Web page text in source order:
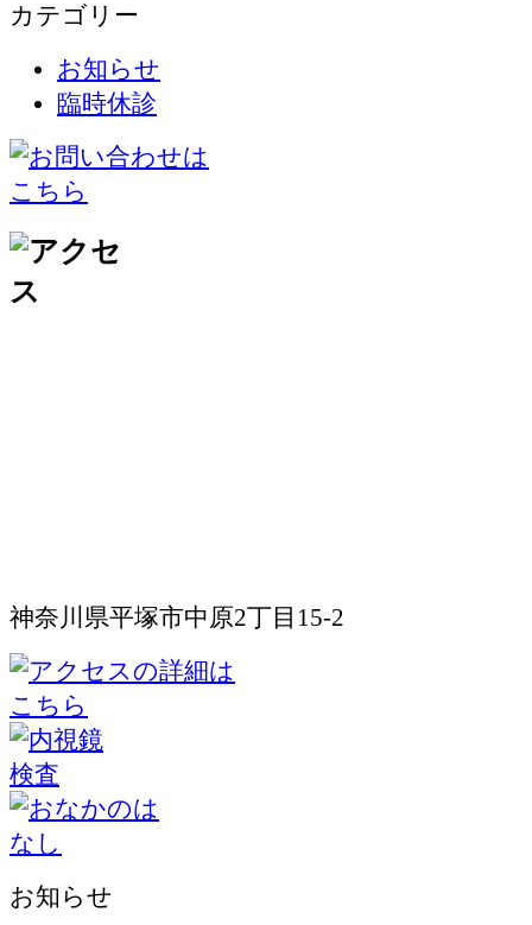
カテゴリー
お知らせ
臨時休診
神奈川県平塚市中原2丁目15-2
お知らせ